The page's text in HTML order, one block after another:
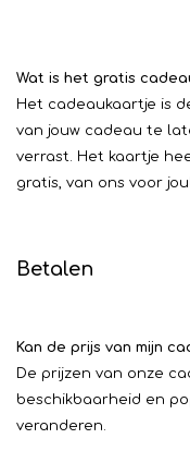
Wat is het gratis
Het cadeaukaartje is
van jouw cadeau te
verrast. Het kaartje
gratis, van ons voor jou!
Betalen
Kan de prijs van mijn
De prijzen van onze
beschikbaarheid en
veranderen.